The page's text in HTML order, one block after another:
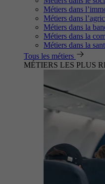
Métiers dans
Métiers dans
Métiers dans la
Métiers dans la
Métiers dans la
Tous les métiers
MÉTIERS LES PLUS